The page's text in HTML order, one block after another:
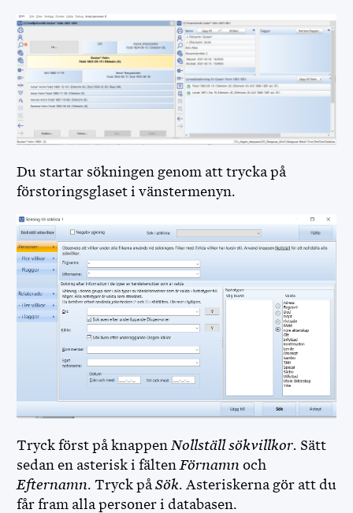
FADDRAR
DIS WEBBPLATS
DIS FORUM
DISGEN NEDLADDNING
DIS WEBBSHOP
Du startar sökningen genom att trycka på
förstoringsglaset i vänstermenyn.
Tryck först på knappen Nollställ sökvillkor. Sätt
sedan en asterisk i fälten Förnamn och
Efternamn. Tryck på Sök. Asteriskerna gör att du
får fram alla personer i databasen.